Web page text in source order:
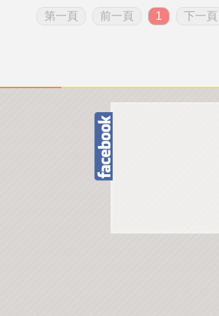
第一頁 前一頁 1 下一頁